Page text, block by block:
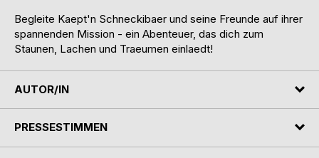
Begleite Kaept'n Schneckibaer und seine Freunde auf ihrer
spannenden Mission - ein Abenteuer, das dich zum
Staunen, Lachen und Traeumen einlaedt!
AUTOR/IN
PRESSESTIMMEN